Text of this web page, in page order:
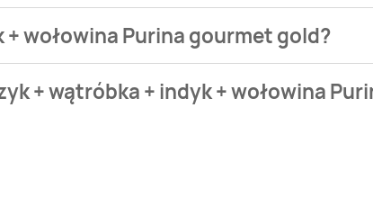
wołowina Purina gourmet gold?
zł do 19,99 zł.
+ wątróbka + indyk + wołowina